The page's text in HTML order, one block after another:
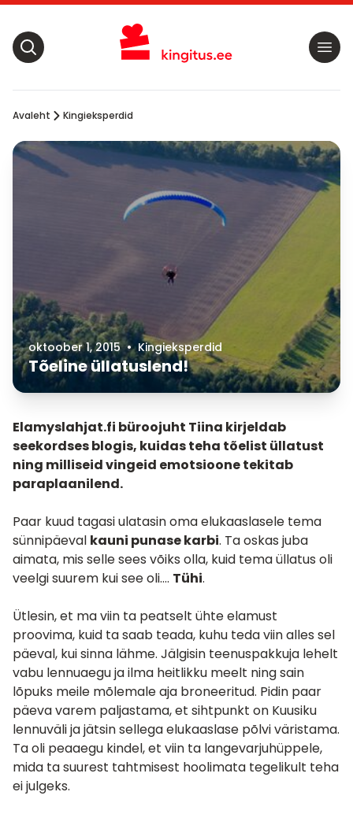
Avaleht Kingieksperdid
oktoober 1, 2015 • Kingieksperdid
Tõeline üllatuslend!
Elamyslahjat.fi büroojuht Tiina kirjeldab
seekordses blogis, kuidas teha tõelist üllatust
ning milliseid vingeid emotsioone tekitab
paraplaanilend.
Paar kuud tagasi ulatasin oma elukaaslasele tema
sünnipäeval kauni punase karbi. Ta oskas juba
aimata, mis selle sees võiks olla, kuid tema üllatus oli
veelgi suurem kui see oli…. Tühi.
Ütlesin, et ma viin ta peatselt ühte elamust
proovima, kuid ta saab teada, kuhu teda viin alles sel
päeval, kui sinna lähme. Jälgisin teenuspakkuja lehelt
vabu lennuaegu ja ilma heitlikku meelt ning sain
lõpuks meile mõlemale aja broneeritud. Pidin paar
päeva varem paljastama, et sihtpunkt on Kuusiku
lennuväli ja jätsin sellega elukaaslase põlvi väristama.
Ta oli peaaegu kindel, et viin ta langevarjuhüppele,
mida ta suurest tahtmisest hoolimata tegelikult teha
ei julgeks.